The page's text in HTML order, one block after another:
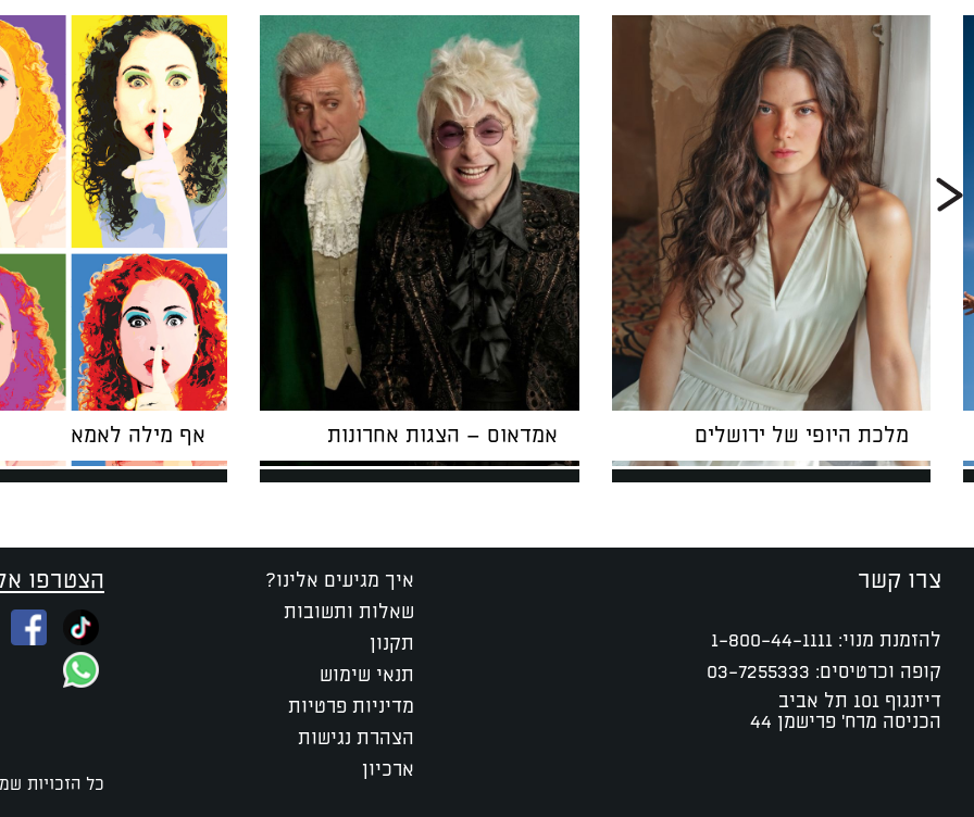
מלכת היופי של ירושלים אמדאוס – הצגות אחרונות אף מילה לאמא
צרו קשר
להזמנת מנוי: 1-800-44-1111
קופה וכרטיסים: 03-7255333
דיזנגוף 101 תל אביב
הכניסה מרח' פרישמן 44
איך מגיעים אלינו?
שאלות ותשובות
תקנון
תנאי שימוש
מדיניות פרטיות
הצהרת נגישות
ארכיון
הצטרפו
כל הזכויות